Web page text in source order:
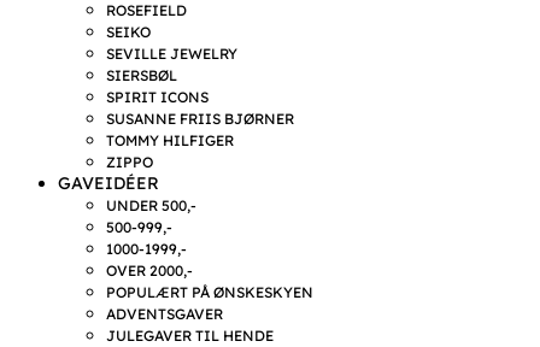
ROSEFIELD
SEIKO
SEVILLE JEWELRY
SIERSBØL
SPIRIT ICONS
SUSANNE FRIIS BJØRNER
TOMMY HILFIGER
ZIPPO
GAVEIDÉER
UNDER 500,-
500-999,-
1000-1999,-
OVER 2000,-
POPULÆRT PÅ ØNSKESKYEN
ADVENTSGAVER
JULEGAVER TIL HENDE